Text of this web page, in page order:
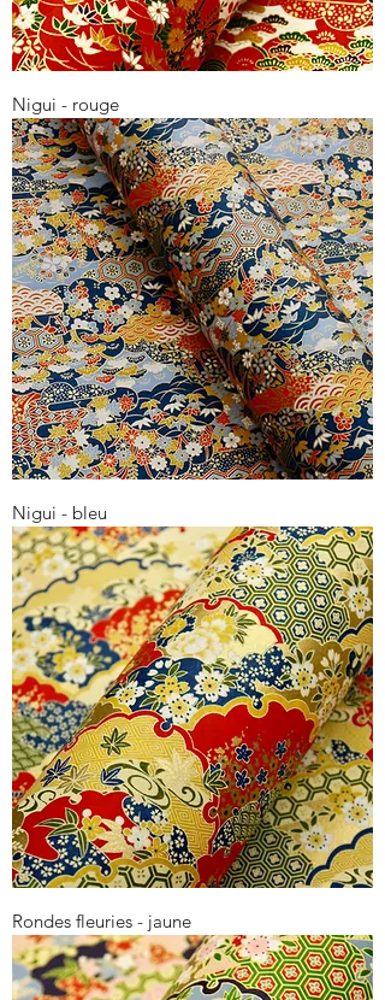
Nigui - rouge
Nigui - bleu
Rondes fleuries - jaune